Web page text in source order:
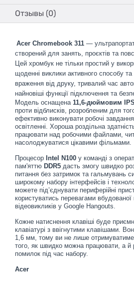
Отзывы (0)
Acer Chromebook 311 —
створений для занять, проєктів та
Цей хромбук не тільки простий у
щоденні виклики активного способу
враження від друку, тривалий час
найновіші функції підключення та
Модель оснащена 11,6-дюймовим
проти відблисків, розробленим для
ефективно виконувати робочі
освітленні. Хороша роздільна
працювати над робочими файлами,
насолоджуватися цікавими фільмами.
Процесор Intel N100 у команді з
пам'яттю DDR5 дасть змогу швидко
питання без затримок та гальмувань
широкому набору інтерфейсів і
можете під’єднувати периферійні
користуватись перевагами
відеовикликів у Google Hangouts.
Кожне натиснення клавіші буде
клавіатурі з ввігнутими клавішами.
1,6 мм, тому ви не лише
того, як швидко можна працювати, а й
помилок під час набору.
Acer